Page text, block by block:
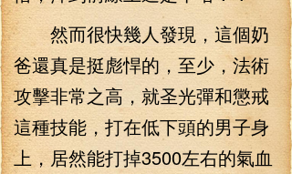
然而很快幾人發現，這個奶
爸還真是挺彪悍的，至少，法術
攻擊非常之高，就圣光彈和懲戒
這種技能，打在低下頭的男子身
上，居然能打掉3500左右的氣血